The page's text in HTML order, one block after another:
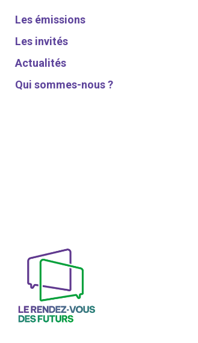
Les émissions
Les invités
Actualités
Qui sommes-nous ?